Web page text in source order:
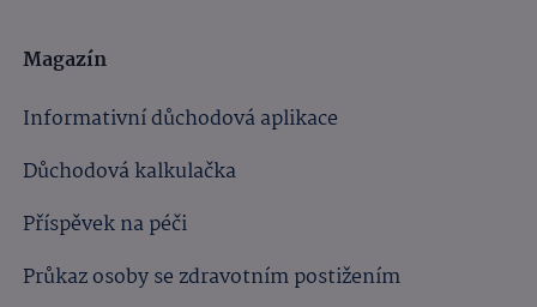
Magazín
Informativní důchodová aplikace
Důchodová kalkulačka
Příspěvek na péči
Průkaz osoby se zdravotním postižením